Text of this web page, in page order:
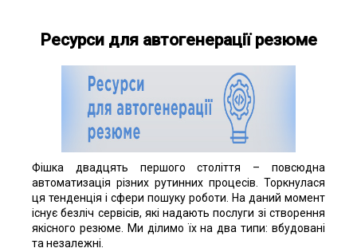
Ресурси для автогенерації резюме
Фішка двадцять першого століття – повсюдна
автоматизація різних рутинних процесів. Торкнулася
ця тенденція і сфери пошуку роботи. На даний момент
існує безліч сервісів, які надають послуги зі створення
якісного резюме. Ми ділимо їх на два типи: вбудовані
та незалежні.